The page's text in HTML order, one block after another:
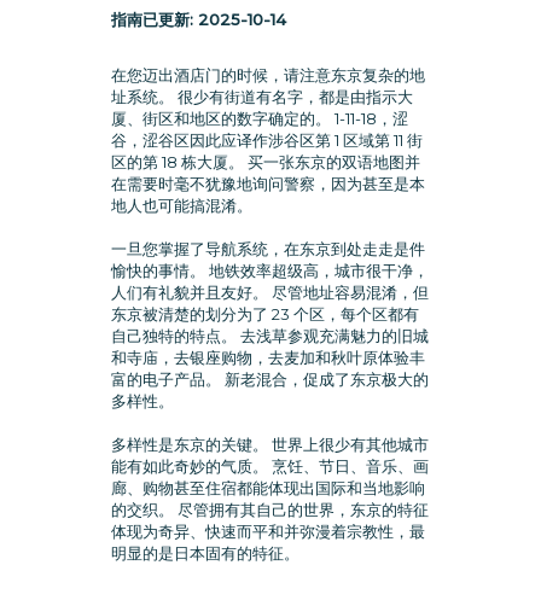
指南已更新: 2025-10-14
在您迈出酒店门的时候，请注意东京复杂的地
址系统。 很少有街道有名字，都是由指示大
厦、街区和地区的数字确定的。 1-11-18，涩
谷，涩谷区因此应译作涉谷区第 1 区域第 11 街
区的第 18 栋大厦。 买一张东京的双语地图并
在需要时毫不犹豫地询问警察，因为甚至是本
地人也可能搞混淆。
一旦您掌握了导航系统，在东京到处走走是件
愉快的事情。 地铁效率超级高，城市很干净，
人们有礼貌并且友好。 尽管地址容易混淆，但
东京被清楚的划分为了 23 个区，每个区都有
自己独特的特点。 去浅草参观充满魅力的旧城
和寺庙，去银座购物，去麦加和秋叶原体验丰
富的电子产品。 新老混合，促成了东京极大的
多样性。
多样性是东京的关键。 世界上很少有其他城市
能有如此奇妙的气质。 烹饪、节日、音乐、画
廊、购物甚至住宿都能体现出国际和当地影响
的交织。 尽管拥有其自己的世界，东京的特征
体现为奇异、快速而平和并弥漫着宗教性，最
明显的是日本固有的特征。